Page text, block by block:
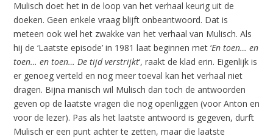
Mulisch doet het in de loop van het verhaal keurig uit de
doeken. Geen enkele vraag blijft onbeantwoord. Dat is
meteen ook wel het zwakke van het verhaal van Mulisch. Als
hij de ‘Laatste episode’ in 1981 laat beginnen met ‘En toen… en
toen… en toen… De tijd verstrijkt‘, raakt de klad erin. Eigenlijk is
er genoeg verteld en nog meer toeval kan het verhaal niet
dragen. Bijna manisch wil Mulisch dan toch de antwoorden
geven op de laatste vragen die nog openliggen (voor Anton en
voor de lezer). Pas als het laatste antwoord is gegeven, durft
Mulisch er een punt achter te zetten, maar die laatste